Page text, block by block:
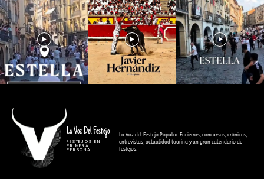
La Voz Del Festejo
FESTEJOS EN
PRIMERA
PERSONA
La Voz del Festejo Popular. Encierros, concursos, crónicas,
entrevistas, actualidad taurina y un gran calendario de
festejos.